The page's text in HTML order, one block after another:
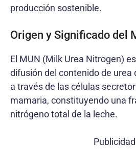
producción sostenible.
Origen y Significado del
El MUN (Milk Urea Nitrogen)
difusión del contenido de urea
a través de las células
mamaria, constituyendo una
nitrógeno total de la leche.
Publicidad